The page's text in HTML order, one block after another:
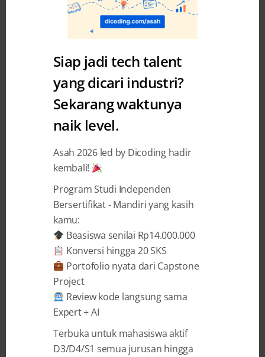
Development News
Kenali 5 Prinsip Desain
Homepage Dicoding
Lalu Aan 5 January 2021
BAGIKAN
Setelah sebelumnya kami bercerita
mengenai kilas balik tampilan website dan
perjalanan Dicoding pada artikel
Tampilan Baru Homepage Dicoding
kami ingin berbagi bagaimana proses dan
Siap jadi tech talent
yang dicari industri?
Sekarang waktunya
naik level.
Asah 2026 led by Dicoding hadir
kembali!
Program Studi Independen
Bersertifikat - Mandiri yang kasih
kamu:
Beasiswa senilai Rp14.000.000
Konversi hingga 20 SKS
Portofolio nyata dari Capstone
Project
Review kode langsung sama
Expert + AI
Terbuka untuk mahasiswa aktif
D3/D4/S1 semua jurusan hingga